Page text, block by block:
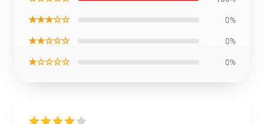
★★★☆☆ 0%
★★☆☆☆ 0%
★☆☆☆☆ 0%